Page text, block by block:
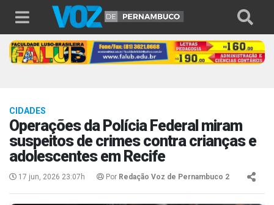
CIDADES
Operações da Polícia Federal miram
suspeitos de crimes contra crianças e
adolescentes em Recife
17 jun, 2026 23:07h Por Redação Voz de Pernambuco 2